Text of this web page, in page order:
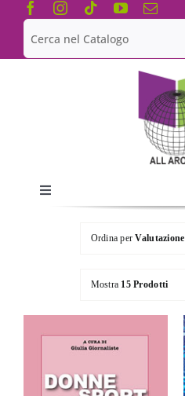
Salta
contenuto
Cerca
per:
Toggle
Navigation
Chi siamo
Le Collane
Catalogo
Ordina perValutazione
Mostra 15 Prodotti